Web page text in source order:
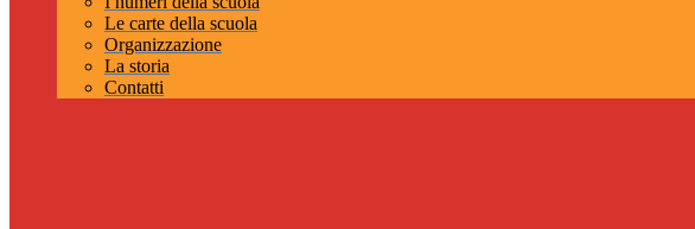
Le carte della scuola
Organizzazione
La storia
Contatti